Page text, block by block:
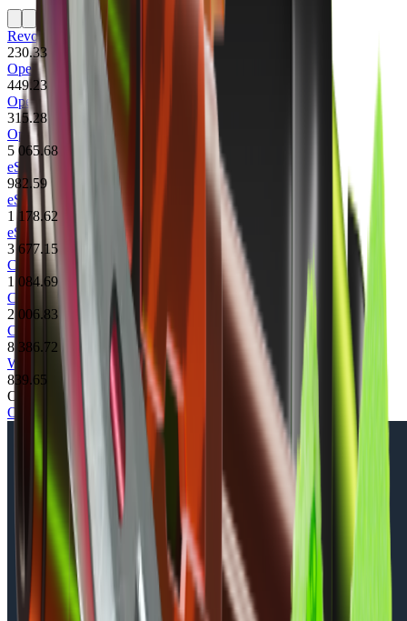
Revolver Case
230.33
Operation Vanguard Weapon Case
449.23
Operation Phoenix Weapon Case
315.28
Operation Bravo Case
5 065.68
eSports 2014 Summer Case
982.59
eSports 2013 Winter Case
1 178.62
eSports 2013 Case
3 677.15
CS:GO Weapon Case 3
1 084.69
CS:GO Weapon Case 2
2 006.83
CS:GO Weapon Case
8 386.72
Winter Offensive Weapon Case
839.65
Осмотр скина
Осмотреть в игре